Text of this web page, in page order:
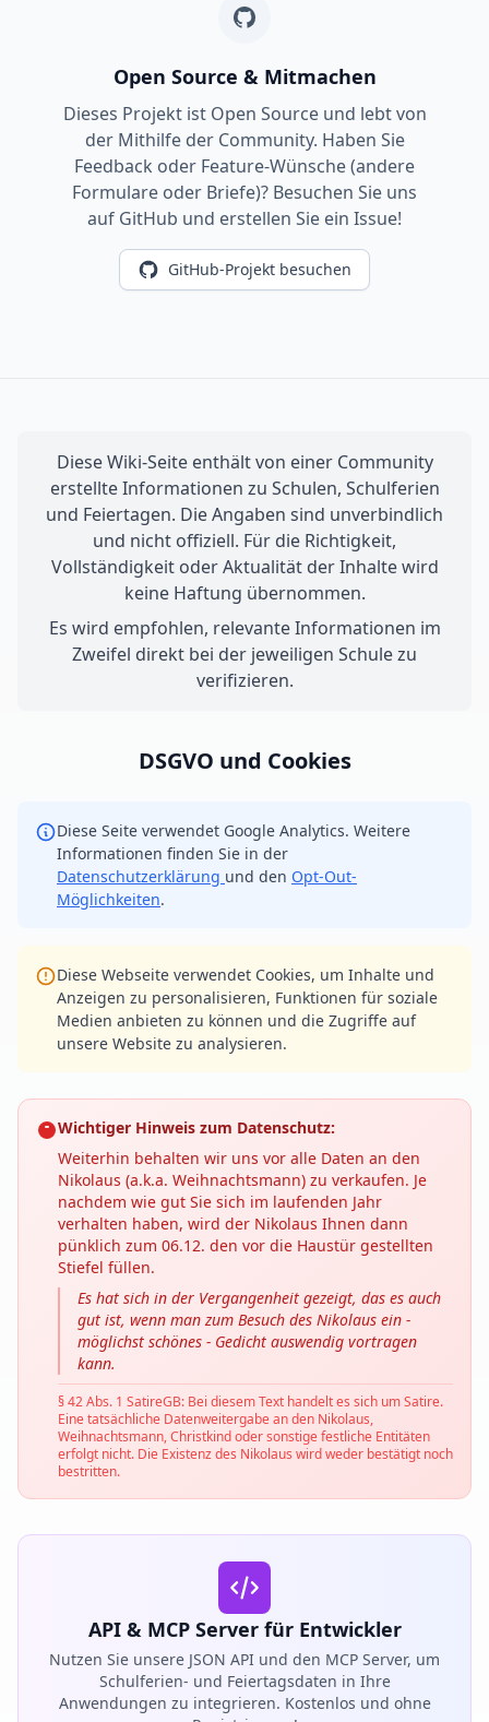
Open Source & Mitmachen
Dieses Projekt ist Open Source und lebt von
der Mithilfe der Community. Haben Sie
Feedback oder Feature-Wünsche (andere
Formulare oder Briefe)? Besuchen Sie uns
auf GitHub und erstellen Sie ein Issue!
GitHub-Projekt besuchen
Diese Wiki-Seite enthält von einer Community
erstellte Informationen zu Schulen, Schulferien
und Feiertagen. Die Angaben sind unverbindlich
und nicht offiziell. Für die Richtigkeit,
Vollständigkeit oder Aktualität der Inhalte wird
keine Haftung übernommen.
Es wird empfohlen, relevante Informationen im
Zweifel direkt bei der jeweiligen Schule zu
verifizieren.
DSGVO und Cookies
Diese Seite verwendet Google Analytics. Weitere
Informationen finden Sie in der
Datenschutzerklärung und den Opt-Out-
Möglichkeiten.
Diese Webseite verwendet Cookies, um Inhalte und
Anzeigen zu personalisieren, Funktionen für soziale
Medien anbieten zu können und die Zugriffe auf
unsere Website zu analysieren.
Wichtiger Hinweis zum Datenschutz:
Weiterhin behalten wir uns vor alle Daten an den
Nikolaus (a.k.a. Weihnachtsmann) zu verkaufen. Je
nachdem wie gut Sie sich im laufenden Jahr
verhalten haben, wird der Nikolaus Ihnen dann
pünklich zum 06.12. den vor die Haustür gestellten
Stiefel füllen.
Es hat sich in der Vergangenheit gezeigt, das es auch
gut ist, wenn man zum Besuch des Nikolaus ein -
möglichst schönes - Gedicht auswendig vortragen
kann.
§ 42 Abs. 1 SatireGB: Bei diesem Text handelt es sich um Satire.
Eine tatsächliche Datenweitergabe an den Nikolaus,
Weihnachtsmann, Christkind oder sonstige festliche Entitäten
erfolgt nicht. Die Existenz des Nikolaus wird weder bestätigt noch
bestritten.
API & MCP Server für Entwickler
Nutzen Sie unsere JSON API und den MCP Server, um
Schulferien- und Feiertagsdaten in Ihre
Anwendungen zu integrieren. Kostenlos und ohne